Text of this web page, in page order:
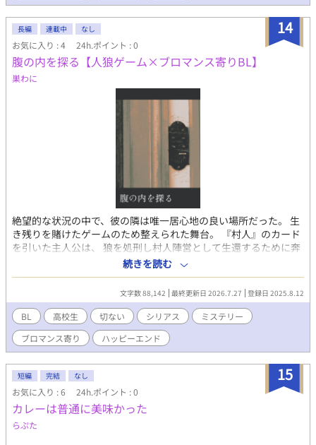
ていく。しかし、皓雪には隠している過去があって――。
14
長編 連載中 なし
お気に入り : 4 24h.ポイント : 0
腹の内を探る【人狼ゲーム×ブロマンス寄りBL】
巣わに
絶望的な状況の中で、彼の隣は唯一居心地の良い場所だった。 生
き残りを賭けたゲームのため整えられた舞台。 『村人』のカード
を引いた主人公は、 狼を処刑し村人陣営として生還するために奔
走する。 【月曜・水曜・金曜 更新目安】 西洋風舞台・高校生想
定 三角関係……？ ブロンド髪の主人公シャルと、美形白髪、黒髪
無口が出てきます。 その他、女の子同士のクソデカ感情もあるか
もしれません。 結末を想定しているカプはありますが、作中でど
う進んでいくのかお楽しみいただければ幸いです。
続きを読む
文字数 88,142 最終更新日 2026.7.27 登録日 2025.8.12
BL 高校生 切ない シリアス
ミステリー
ブロマンス寄り
ハッピーエンド
15
短編 完結 なし
お気に入り : 6 24h.ポイント : 0
カレーは普通に美味かった
らぷた